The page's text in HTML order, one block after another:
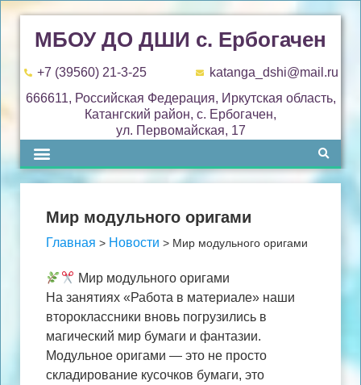
МБОУ ДО ДШИ с. Ербогачен
+7 (39560) 21-3-25
katanga_dshi@mail.ru
666611, Российская Федерация, Иркутская область,
Катангский район, с. Ербогачен,
ул. Первомайская, 17
Мир модульного оригами
Главная > Новости > Мир модульного оригами
Мир модульного оригами
На занятиях «Работа в материале» наши
второклассники вновь погрузились в
магический мир бумаги и фантазии.
Модульное оригами — это не просто
складирование кусочков бумаги, это